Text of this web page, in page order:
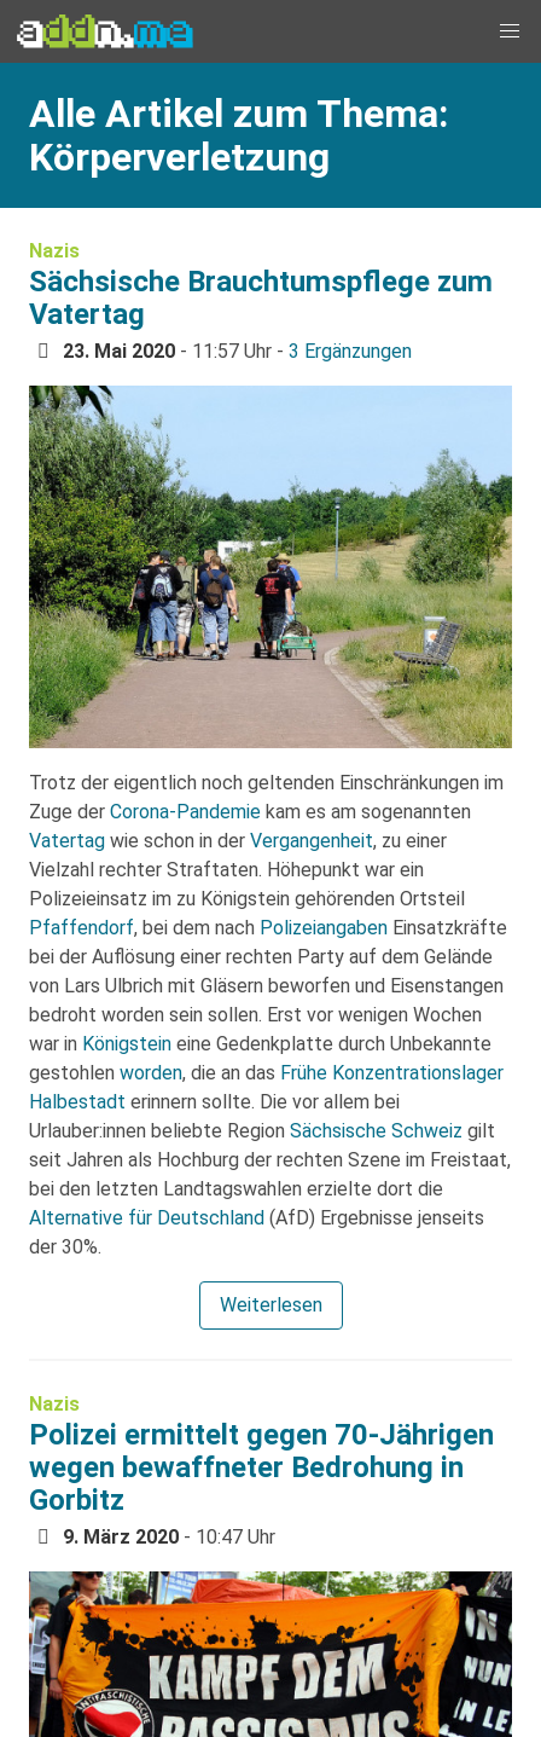
Alle Artikel zum Thema:
Körperverletzung
Nazis
Sächsische Brauchtumspflege zum
Vatertag
23. Mai 2020 - 11:57 Uhr - 3 Ergänzungen
Trotz der eigentlich noch geltenden Einschränkungen im
Zuge der Corona-Pandemie kam es am sogenannten
Vatertag wie schon in der Vergangenheit, zu einer
Vielzahl rechter Straftaten. Höhepunkt war ein
Polizeieinsatz im zu Königstein gehörenden Ortsteil
Pfaffendorf, bei dem nach Polizeiangaben Einsatzkräfte
bei der Auflösung einer rechten Party auf dem Gelände
von Lars Ulbrich mit Gläsern beworfen und Eisenstangen
bedroht worden sein sollen. Erst vor wenigen Wochen
war in Königstein eine Gedenkplatte durch Unbekannte
gestohlen worden, die an das Frühe Konzentrationslager
Halbestadt erinnern sollte. Die vor allem bei
Urlauber:innen beliebte Region Sächsische Schweiz gilt
seit Jahren als Hochburg der rechten Szene im Freistaat,
bei den letzten Landtagswahlen erzielte dort die
Alternative für Deutschland (AfD) Ergebnisse jenseits
der 30%.
Weiterlesen
Nazis
Polizei ermittelt gegen 70-Jährigen
wegen bewaffneter Bedrohung in
Gorbitz
9. März 2020 - 10:47 Uhr